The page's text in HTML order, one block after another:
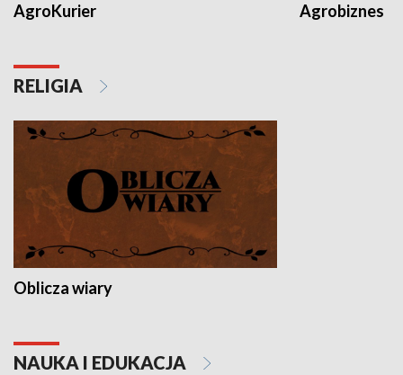
AgroKurier Agrobiznes
RELIGIA
Oblicza wiary
NAUKA I EDUKACJA